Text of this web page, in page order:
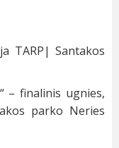
TARP| Santakos
– finalinis ugnies,
parko Neries